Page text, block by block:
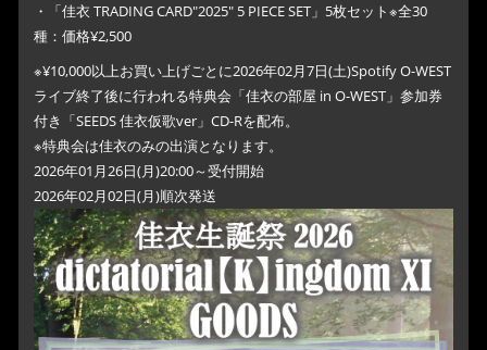
・「佳衣 TRADING CARD"2025" 5 PIECE SET」5枚セット※全30
種：価格¥2,500
※¥10,000以上お買い上げごとに2026年02月7日(土)Spotify O-WEST
ライブ終了後に行われる特典会「佳衣の部屋 in O-WEST」参加券
付き「SEEDS 佳衣仮歌ver」CD-Rを配布。
※特典会は佳衣のみの出演となります。
2026年01月26日(月)20:00～受付開始
2026年02月02日(月)順次発送